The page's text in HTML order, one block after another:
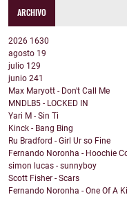
ARCHIVO
2026 1630
agosto 19
julio 129
junio 241
Max Maryott - Don't Call Me
MNDLB5 - LOCKED IN
Yari M - Sin Ti
Kinck - Bang Bing
Ru Bradford - Girl Ur so Fine
Fernando Noronha - Hoochie
simon lucas - sunnyboy
Scott Fisher - Scars
Fernando Noronha - One Of A